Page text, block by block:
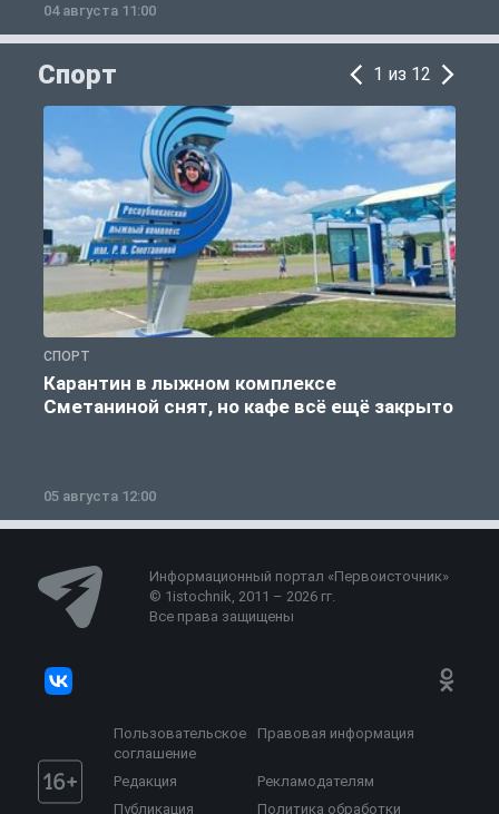
04 августа 11:00
Спорт 1 из 12
СПОРТ
Карантин в лыжном комплексе
Сметаниной снят, но кафе всё ещё закрыто
05 августа 12:00
Информационный портал «Первоисточник»
© 1istochnik, 2011 – 2026 гг.
Все права защищены
Пользовательское
соглашение
Правовая информация
Редакция
Рекламодателям
Публикация
Политика обработки